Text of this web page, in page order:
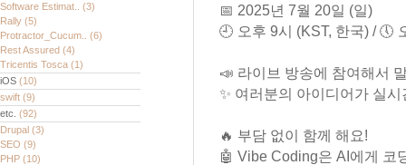
Software Estimat.. (3)
Rally (5)
Protractor_Cucum.. (6)
Rest Assured (4)
Tricentis Tosca (1)
iOS (10)
swift (9)
etc. (92)
Drupal (3)
SEO (9)
PHP (10)
📅 2025년 7월 20일 (일)
🕘 오후 9시 (KST, 한국) / 🕔
📣 라이브 방송에 참여해서
✨ 여러분의 아이디어가 실
🔥 부담 없이 함께 해요!
🤖 Vibe Coding은 AI에게 코